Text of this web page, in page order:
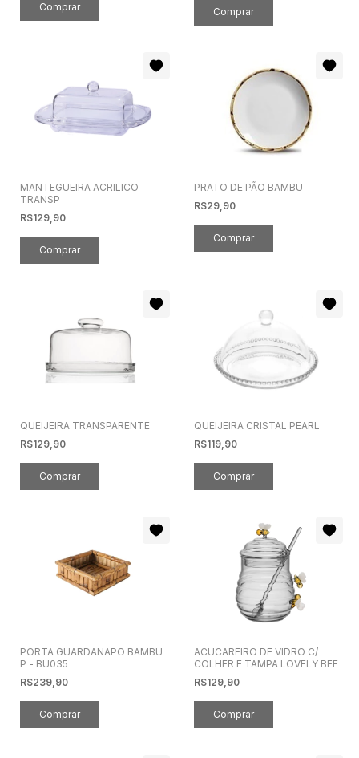
MANTEGUEIRA ACRILICO
TRANSP
R$129,90
PRATO DE PÃO BAMBU
R$29,90
QUEIJEIRA TRANSPARENTE
R$129,90
QUEIJEIRA CRISTAL PEARL
R$119,90
PORTA GUARDANAPO BAMBU
P - BU035
R$239,90
ACUCAREIRO DE VIDRO C/
COLHER E TAMPA LOVELY BEE
R$129,90